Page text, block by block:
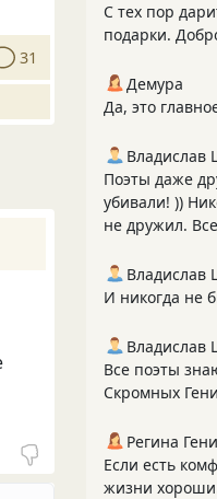
31
С тех пор
подарки.
Демура
Да, это
Владислав
Поэты даже
убивали! ))
не дружил.
Владислав
И никогда не
Владислав
Все поэты
Скромных
Регина
Если есть
жизни